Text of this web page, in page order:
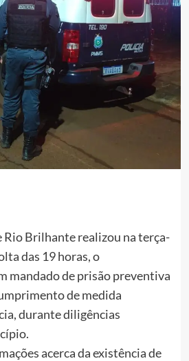
Brilhante realizou na terça-
das 19 horas, o
mandado de prisão preventiva
de medida
durante diligências
acerca da existência de